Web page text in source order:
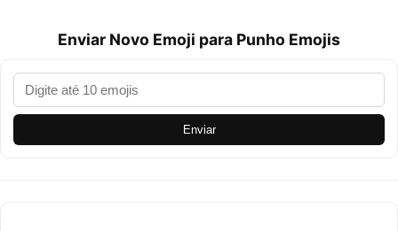
Enviar Novo Emoji para Punho Emojis
Enviar